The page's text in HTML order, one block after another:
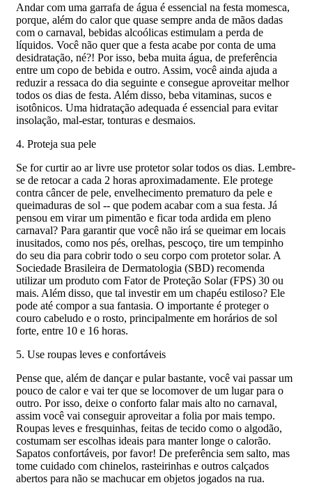
Andar com uma garrafa de água é essencial na festa momesca,
porque, além do calor que quase sempre anda de mãos dadas
com o carnaval, bebidas alcoólicas estimulam a perda de
líquidos. Você não quer que a festa acabe por conta de uma
desidratação, né?! Por isso, beba muita água, de preferência
entre um copo de bebida e outro. Assim, você ainda ajuda a
reduzir a ressaca do dia seguinte e consegue aproveitar melhor
todos os dias de festa. Além disso, beba vitaminas, sucos e
isotônicos. Uma hidratação adequada é essencial para evitar
insolação, mal-estar, tonturas e desmaios.
4. Proteja sua pele
Se for curtir ao ar livre use protetor solar todos os dias. Lembre-
se de retocar a cada 2 horas aproximadamente. Ele protege
contra câncer de pele, envelhecimento prematuro da pele e
queimaduras de sol -- que podem acabar com a sua festa. Já
pensou em virar um pimentão e ficar toda ardida em pleno
carnaval? Para garantir que você não irá se queimar em locais
inusitados, como nos pés, orelhas, pescoço, tire um tempinho
do seu dia para cobrir todo o seu corpo com protetor solar. A
Sociedade Brasileira de Dermatologia (SBD) recomenda
utilizar um produto com Fator de Proteção Solar (FPS) 30 ou
mais. Além disso, que tal investir em um chapéu estiloso? Ele
pode até compor a sua fantasia. O importante é proteger o
couro cabeludo e o rosto, principalmente em horários de sol
forte, entre 10 e 16 horas.
5. Use roupas leves e confortáveis
Pense que, além de dançar e pular bastante, você vai passar um
pouco de calor e vai ter que se locomover de um lugar para o
outro. Por isso, deixe o conforto falar mais alto no carnaval,
assim você vai conseguir aproveitar a folia por mais tempo.
Roupas leves e fresquinhas, feitas de tecido como o algodão,
costumam ser escolhas ideais para manter longe o calorão.
Sapatos confortáveis, por favor! De preferência sem salto, mas
tome cuidado com chinelos, rasteirinhas e outros calçados
abertos para não se machucar em objetos jogados na rua.